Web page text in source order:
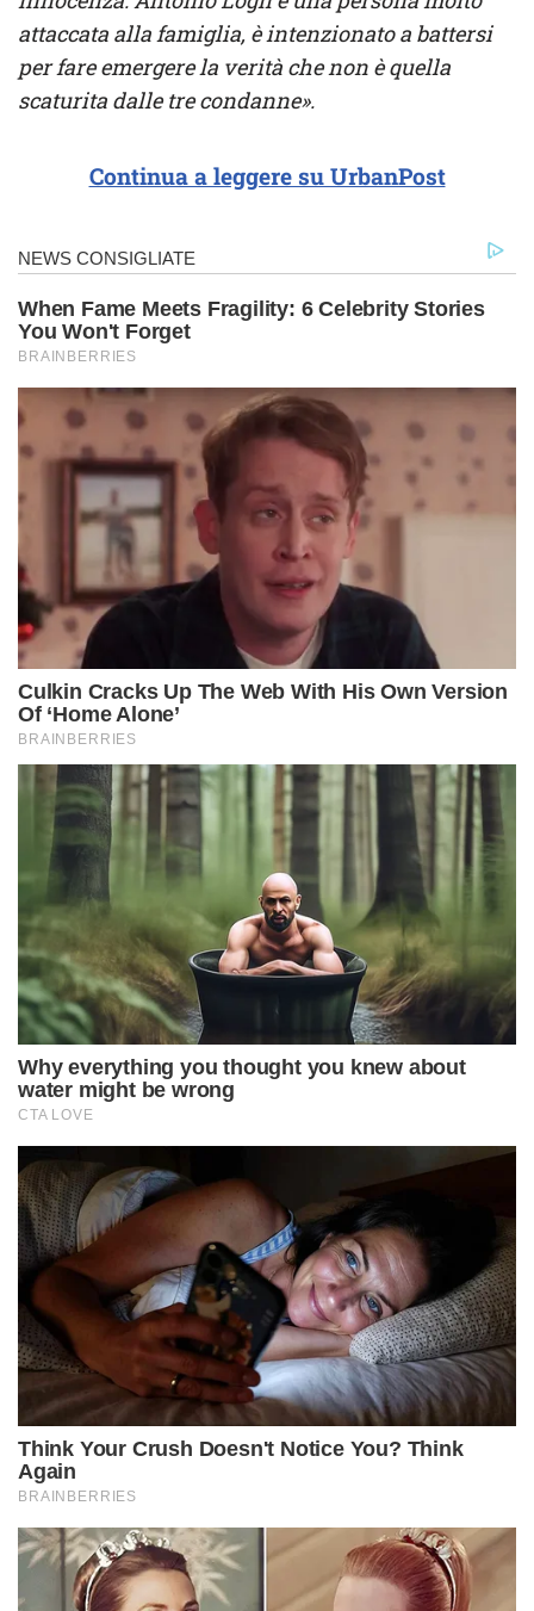
attaccata alla famiglia, è intenzionato a battersi
per fare emergere la verità che non è quella
scaturita dalle tre condanne».
Continua a leggere su UrbanPost